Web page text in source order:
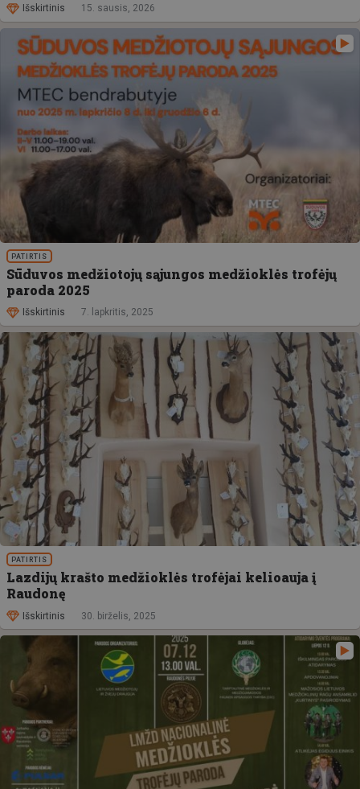
Išskirtinis 15. sausis, 2026
PATIRTIS
Sūduvos medžiotojų sąjungos medžioklės trofėjų
paroda 2025
Išskirtinis 7. lapkritis, 2025
PATIRTIS
Lazdijų krašto medžioklės trofėjai kelioauja į
Raudonę
Išskirtinis 30. birželis, 2025